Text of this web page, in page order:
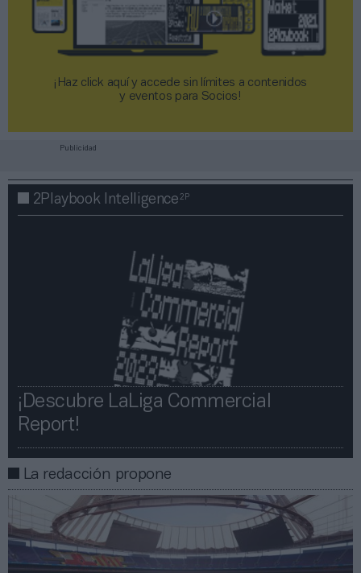
¡Haz click aquí y accede sin límites a contenidos
y eventos para Socios!​​​​​​​
Publicidad
2Playbook Intelligence2P
¡Descubre LaLiga Commercial
Report!​​
La redacción propone